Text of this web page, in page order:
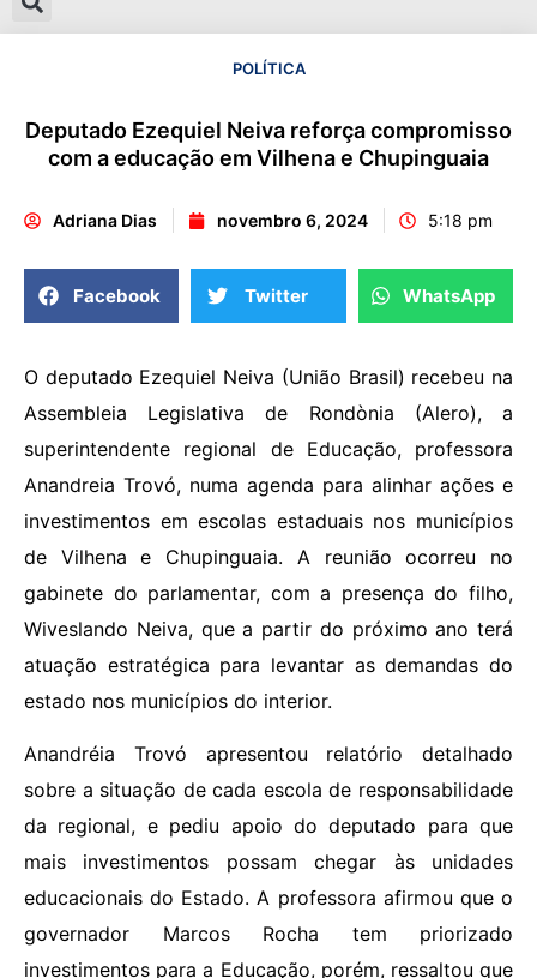
POLÍTICA
Deputado Ezequiel Neiva reforça compromisso
com a educação em Vilhena e Chupinguaia
Adriana Dias novembro 6, 2024 5:18 pm
Facebook Twitter WhatsApp
O deputado Ezequiel Neiva (União Brasil) recebeu na
Assembleia Legislativa de Rondònia (Alero), a
superintendente regional de Educação, professora
Anandreia Trovó, numa agenda para alinhar ações e
investimentos em escolas estaduais nos municípios
de Vilhena e Chupinguaia. A reunião ocorreu no
gabinete do parlamentar, com a presença do filho,
Wiveslando Neiva, que a partir do próximo ano terá
atuação estratégica para levantar as demandas do
estado nos municípios do interior.
Anandréia Trovó apresentou relatório detalhado
sobre a situação de cada escola de responsabilidade
da regional, e pediu apoio do deputado para que
mais investimentos possam chegar às unidades
educacionais do Estado. A professora afirmou que o
governador Marcos Rocha tem priorizado
investimentos para a Educação, porém, ressaltou que